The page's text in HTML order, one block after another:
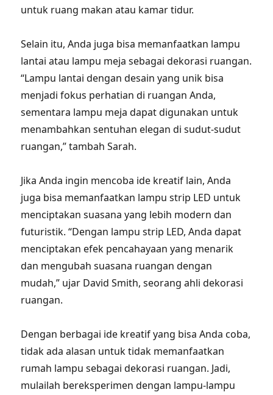
untuk ruang makan atau kamar tidur.
Selain itu, Anda juga bisa memanfaatkan lampu
lantai atau lampu meja sebagai dekorasi ruangan.
“Lampu lantai dengan desain yang unik bisa
menjadi fokus perhatian di ruangan Anda,
sementara lampu meja dapat digunakan untuk
menambahkan sentuhan elegan di sudut-sudut
ruangan,” tambah Sarah.
Jika Anda ingin mencoba ide kreatif lain, Anda
juga bisa memanfaatkan lampu strip LED untuk
menciptakan suasana yang lebih modern dan
futuristik. “Dengan lampu strip LED, Anda dapat
menciptakan efek pencahayaan yang menarik
dan mengubah suasana ruangan dengan
mudah,” ujar David Smith, seorang ahli dekorasi
ruangan.
Dengan berbagai ide kreatif yang bisa Anda coba,
tidak ada alasan untuk tidak memanfaatkan
rumah lampu sebagai dekorasi ruangan. Jadi,
mulailah bereksperimen dengan lampu-lampu